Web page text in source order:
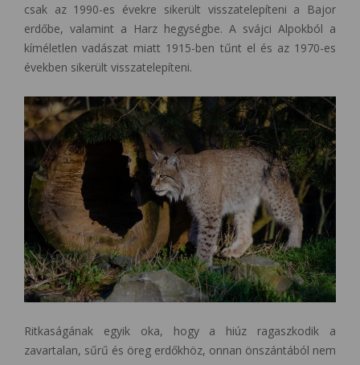
csak az 1990-es évekre sikerült visszatelepíteni a Bajor
erdőbe, valamint a Harz hegységbe. A svájci Alpokból a
kíméletlen vadászat miatt 1915-ben tűnt el és az 1970-es
években sikerült visszatelepíteni.
Ritkaságának egyik oka, hogy a hiúz ragaszkodik a
zavartalan, sűrű és öreg erdőkhöz, onnan önszántából nem